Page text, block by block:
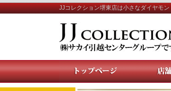
JJコレクション堺東店は小さなダイヤモ